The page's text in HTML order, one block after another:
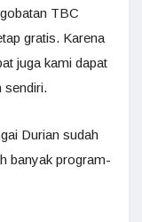
TBC
gratis. Karena
juga kami dapat
sendiri.
Durian sudah
banyak program-